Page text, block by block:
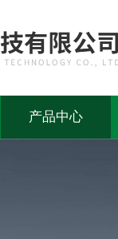
产品中心